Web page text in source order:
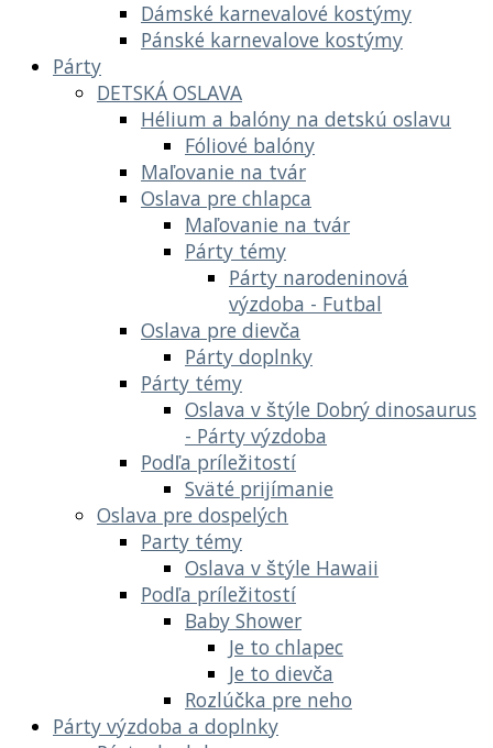
Dámské karnevalové kostýmy
Pánské karnevalove kostýmy
Párty
DETSKÁ OSLAVA
Hélium a balóny na detskú oslavu
Fóliové balóny
Maľovanie na tvár
Oslava pre chlapca
Maľovanie na tvár
Párty témy
Párty narodeninová
výzdoba - Futbal
Oslava pre dievča
Párty doplnky
Párty témy
Oslava v štýle Dobrý dinosaurus
- Párty výzdoba
Podľa príležitostí
Sväté prijímanie
Oslava pre dospelých
Party témy
Oslava v štýle Hawaii
Podľa príležitostí
Baby Shower
Je to chlapec
Je to dievča
Rozlúčka pre neho
Párty výzdoba a doplnky